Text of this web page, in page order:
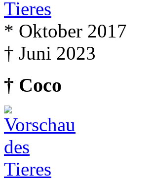
* Oktober 2017
† Juni 2023
† Coco